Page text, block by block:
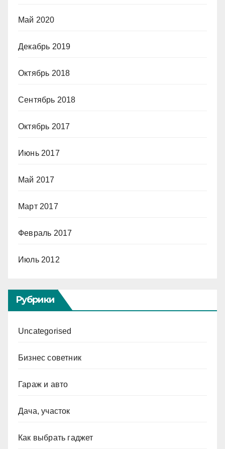
Май 2020
Декабрь 2019
Октябрь 2018
Сентябрь 2018
Октябрь 2017
Июнь 2017
Май 2017
Март 2017
Февраль 2017
Июль 2012
Рубрики
Uncategorised
Бизнес советник
Гараж и авто
Дача, участок
Как выбрать гаджет